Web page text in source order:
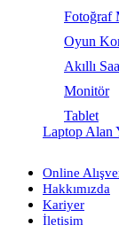
Fotoğraf
Oyun
Akıllı
Monitör
Tablet
Laptop Alan
Online
Hakkımızda
Kariyer
İletişim